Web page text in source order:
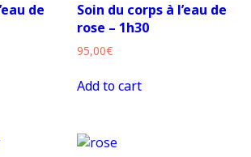
de
Soin du corps à l’eau de
rose – 1h30
95,00€
Add to cart